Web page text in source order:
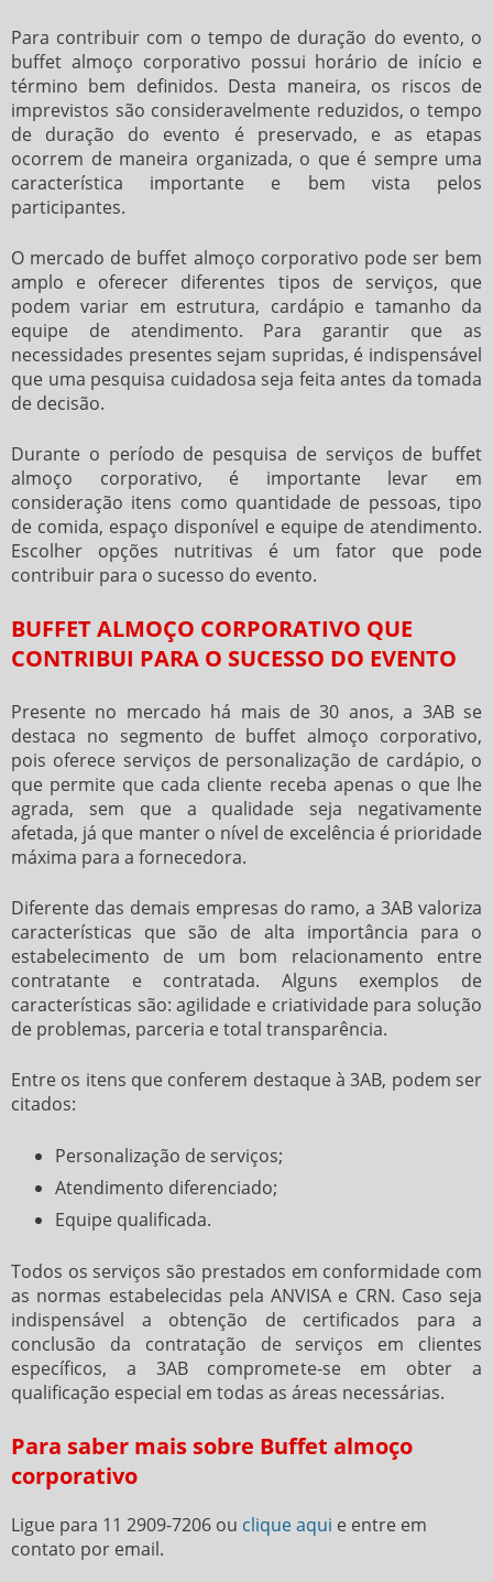
Para contribuir com o tempo de duração do evento, o
buffet almoço corporativo possui horário de início e
término bem definidos. Desta maneira, os riscos de
imprevistos são consideravelmente reduzidos, o tempo
de duração do evento é preservado, e as etapas
ocorrem de maneira organizada, o que é sempre uma
característica importante e bem vista pelos
participantes.
O mercado de buffet almoço corporativo pode ser bem
amplo e oferecer diferentes tipos de serviços, que
podem variar em estrutura, cardápio e tamanho da
equipe de atendimento. Para garantir que as
necessidades presentes sejam supridas, é indispensável
que uma pesquisa cuidadosa seja feita antes da tomada
de decisão.
Durante o período de pesquisa de serviços de buffet
almoço corporativo, é importante levar em
consideração itens como quantidade de pessoas, tipo
de comida, espaço disponível e equipe de atendimento.
Escolher opções nutritivas é um fator que pode
contribuir para o sucesso do evento.
BUFFET ALMOÇO CORPORATIVO QUE
CONTRIBUI PARA O SUCESSO DO EVENTO
Presente no mercado há mais de 30 anos, a 3AB se
destaca no segmento de buffet almoço corporativo,
pois oferece serviços de personalização de cardápio, o
que permite que cada cliente receba apenas o que lhe
agrada, sem que a qualidade seja negativamente
afetada, já que manter o nível de excelência é prioridade
máxima para a fornecedora.
Diferente das demais empresas do ramo, a 3AB valoriza
características que são de alta importância para o
estabelecimento de um bom relacionamento entre
contratante e contratada. Alguns exemplos de
características são: agilidade e criatividade para solução
de problemas, parceria e total transparência.
Entre os itens que conferem destaque à 3AB, podem ser
citados:
Personalização de serviços;
Atendimento diferenciado;
Equipe qualificada.
Todos os serviços são prestados em conformidade com
as normas estabelecidas pela ANVISA e CRN. Caso seja
indispensável a obtenção de certificados para a
conclusão da contratação de serviços em clientes
específicos, a 3AB compromete-se em obter a
qualificação especial em todas as áreas necessárias.
Para saber mais sobre Buffet almoço
corporativo
Ligue para 11 2909-7206 ou clique aqui e entre em
contato por email.